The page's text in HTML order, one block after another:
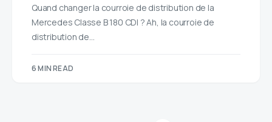
Quand changer la courroie de distribution de la
Mercedes Classe B 180 CDI ? Ah, la courroie de
distribution de…
6 MIN READ